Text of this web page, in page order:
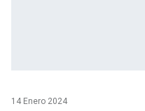
14 Enero 2024